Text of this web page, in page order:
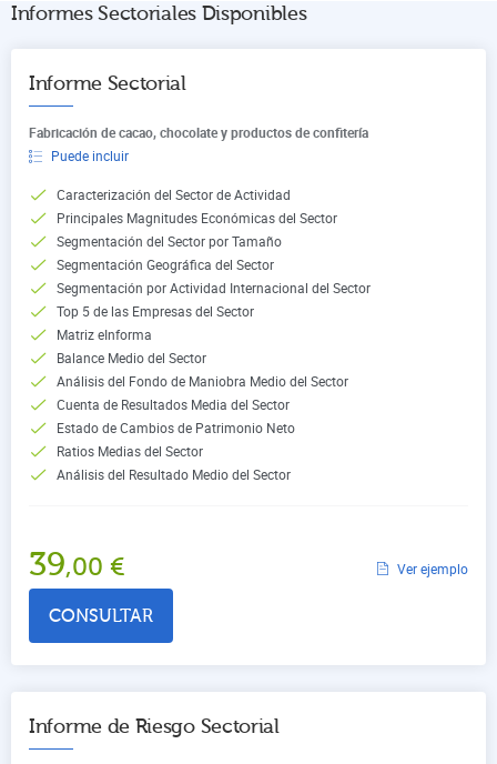
Informes Sectoriales Disponibles
Informe Sectorial
Fabricación de cacao, chocolate y productos de confitería
Puede incluir
Caracterización del Sector de Actividad
Principales Magnitudes Económicas del Sector
Segmentación del Sector por Tamaño
Segmentación Geográfica del Sector
Segmentación por Actividad Internacional del Sector
Top 5 de las Empresas del Sector
Matriz eInforma
Balance Medio del Sector
Análisis del Fondo de Maniobra Medio del Sector
Cuenta de Resultados Media del Sector
Estado de Cambios de Patrimonio Neto
Ratios Medias del Sector
Análisis del Resultado Medio del Sector
39,00 € Ver ejemplo
CONSULTAR
Informe de Riesgo Sectorial